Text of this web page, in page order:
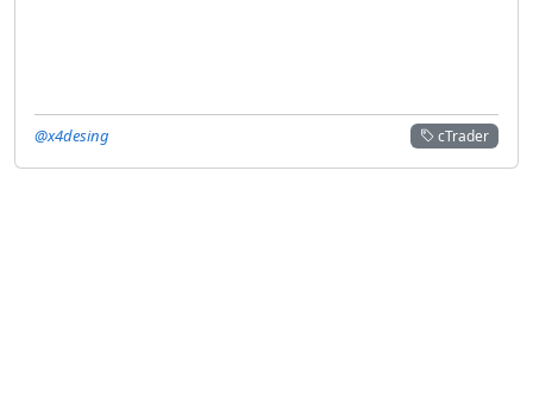
cTrader
@x4desing